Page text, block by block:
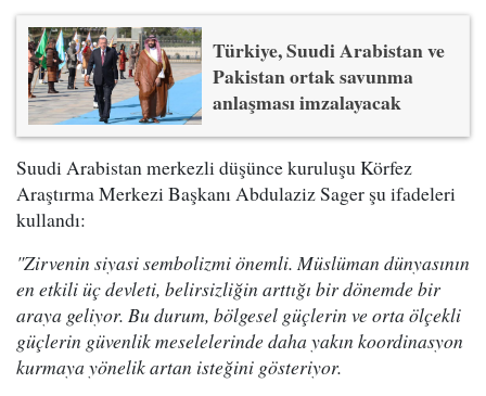
Türkiye, Suudi Arabistan ve
Pakistan ortak savunma
anlaşması imzalayacak
Suudi Arabistan merkezli düşünce kuruluşu Körfez
Araştırma Merkezi Başkanı Abdulaziz Sager şu ifadeleri
kullandı:
"Zirvenin siyasi sembolizmi önemli. Müslüman dünyasının
en etkili üç devleti, belirsizliğin arttığı bir dönemde bir
araya geliyor. Bu durum, bölgesel güçlerin ve orta ölçekli
güçlerin güvenlik meselelerinde daha yakın koordinasyon
kurmaya yönelik artan isteğini gösteriyor.